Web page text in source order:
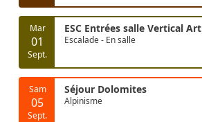
Mar
01
Sept.
ESC Entrées salle Vertical Art
Escalade - En salle
Sam
05
Sept.
Séjour Dolomites
Alpinisme